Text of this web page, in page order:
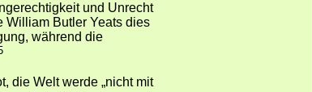
und Unrecht
William Butler Yeats dies
während die
die Welt werde „nicht mit